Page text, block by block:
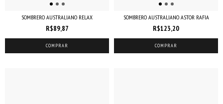
SOMBRERO AUSTRALIANO RELAX
R$89,87
COMPRAR
SOMBRERO AUSTRALIANO ASTOR RAFIA
R$123,20
COMPRAR